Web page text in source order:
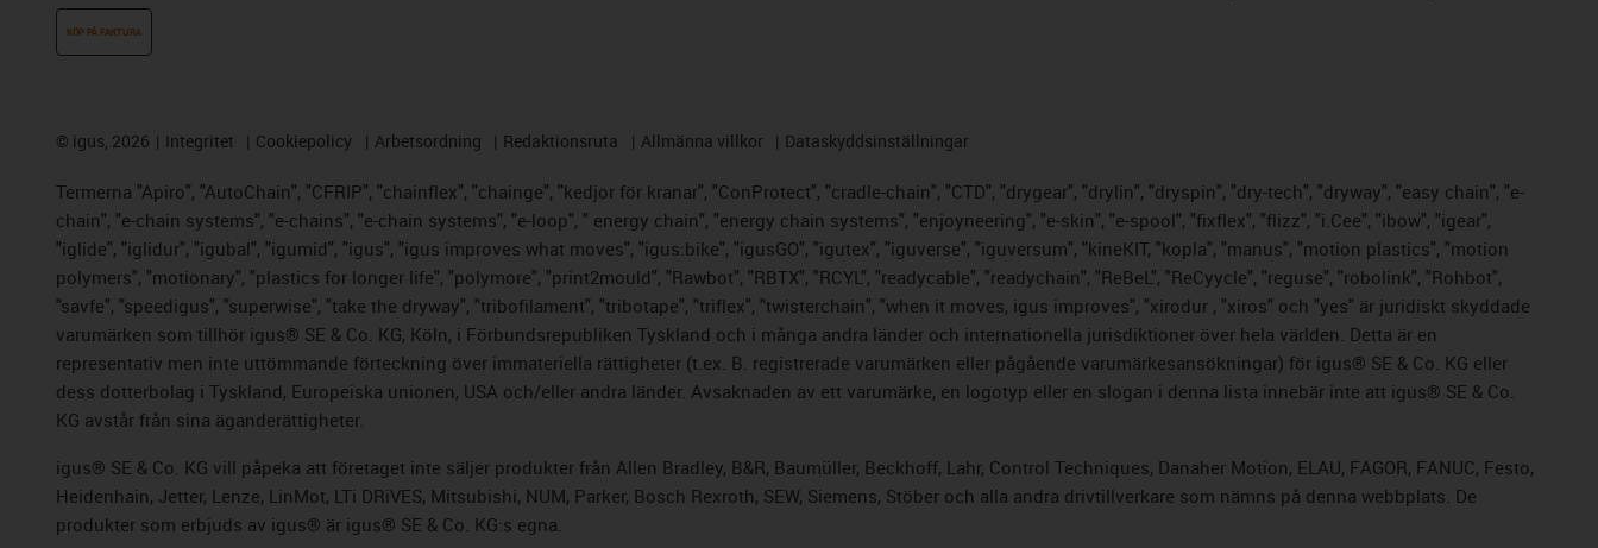
KÖP PÅ FAKTURA
© igus, 2026 Integritet Cookiepolicy Arbetsordning Redaktionsruta Allmänna villkor Dataskyddsinställningar
Termerna "Apiro", "AutoChain", "CFRIP", "chainflex", "chainge", "kedjor för kranar", "ConProtect", "cradle-chain", "CTD", "drygear", "drylin", "dryspin", "dry-tech", "dryway", "easy chain", "e-
chain", "e-chain systems", "e-chains", "e-chain systems", "e-loop", " energy chain", "energy chain systems", "enjoyneering", "e-skin", "e-spool", "fixflex", "flizz", "i.Cee", "ibow", "igear",
"iglide", "iglidur", "igubal", "igumid", "igus", "igus improves what moves", "igus:bike", "igusGO", "igutex", "iguverse", "iguversum", "kineKIT, "kopla", "manus", "motion plastics", "motion
polymers", "motionary", "plastics for longer life", "polymore", "print2mould", "Rawbot", "RBTX", "RCYL", "readycable", "readychain", "ReBeL", "ReCyycle", "reguse", "robolink", "Rohbot",
"savfe", "speedigus", "superwise", "take the dryway", "tribofilament", "tribotape", "triflex", "twisterchain", "when it moves, igus improves", "xirodur , "xiros" och "yes" är juridiskt skyddade
varumärken som tillhör igus® SE & Co. KG, Köln, i Förbundsrepubliken Tyskland och i många andra länder och internationella jurisdiktioner över hela världen. Detta är en
representativ men inte uttömmande förteckning över immateriella rättigheter (t.ex. B. registrerade varumärken eller pågående varumärkesansökningar) för igus® SE & Co. KG eller
dess dotterbolag i Tyskland, Europeiska unionen, USA och/eller andra länder. Avsaknaden av ett varumärke, en logotyp eller en slogan i denna lista innebär inte att igus® SE & Co.
KG avstår från sina äganderättigheter.
igus® SE & Co. KG vill påpeka att företaget inte säljer produkter från Allen Bradley, B&R, Baumüller, Beckhoff, Lahr, Control Techniques, Danaher Motion, ELAU, FAGOR, FANUC, Festo,
Heidenhain, Jetter, Lenze, LinMot, LTi DRiVES, Mitsubishi, NUM, Parker, Bosch Rexroth, SEW, Siemens, Stöber och alla andra drivtillverkare som nämns på denna webbplats. De
produkter som erbjuds av igus® är igus® SE & Co. KG:s egna.